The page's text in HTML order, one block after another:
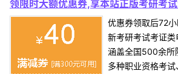
领限时大额优惠券,享本站正版考研考
优惠券领取后72
新考研考试考证类
涵盖全国500余所
多种职业资格考